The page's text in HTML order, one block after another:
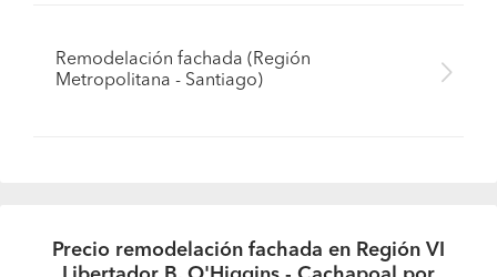
Remodelación fachada (Región
Metropolitana - Santiago)
Precio remodelación fachada en Región VI